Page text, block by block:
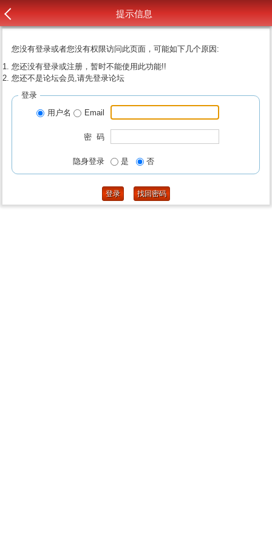
提示信息
您没有登录或者您没有权限访问此页面，可能如下几个原因:
您还没有登录或注册，暂时不能使用此功能!!
您还不是论坛会员,请先登录论坛
登录
用户名
Email
密 码
隐身登录 是 否